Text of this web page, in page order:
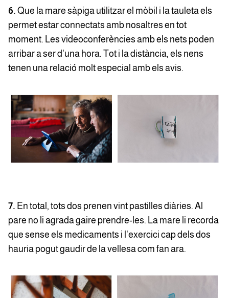
6. Que la mare sàpiga utilitzar el mòbil i la tauleta els
permet estar connectats amb nosaltres en tot
moment. Les videoconferències amb els nets poden
arribar a ser d'una hora. Tot i la distància, els nens
tenen una relació molt especial amb els avis.
7. En total, tots dos prenen vint pastilles diàries. Al
pare no li agrada gaire prendre-les. La mare li recorda
que sense els medicaments i l'exercici cap dels dos
hauria pogut gaudir de la vellesa com fan ara.